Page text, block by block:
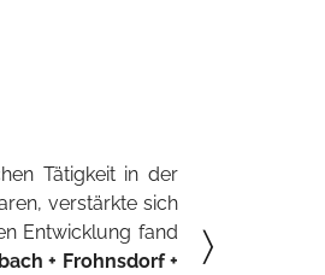
Tätigkeit in der
verstärkte sich
Entwicklung fand
+ Frohnsdorf +
Der Fokus
〉